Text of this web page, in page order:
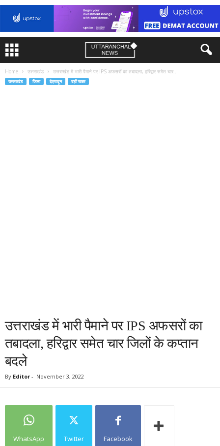
Home उत्तराखंड उत्तराखंड में भारी पैमाने पर IPS अफसरों का तबादला, हरिद्वार समेत चार...
उत्तराखंड जिला देहरादून बड़ी खबर
उत्तराखंड में भारी पैमाने पर IPS अफसरों का
तबादला, हरिद्वार समेत चार जिलों के कप्तान
बदले
By Editor - November 3, 2022
WhatsApp Twitter Facebook